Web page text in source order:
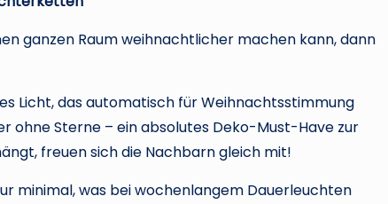
ganzen Raum weihnachtlicher machen kann, dann
Licht, das automatisch für Weihnachtsstimmung
ohne Sterne – ein absolutes Deko-Must-Have zur
freuen sich die Nachbarn gleich mit!
minimal, was bei wochenlangem Dauerleuchten